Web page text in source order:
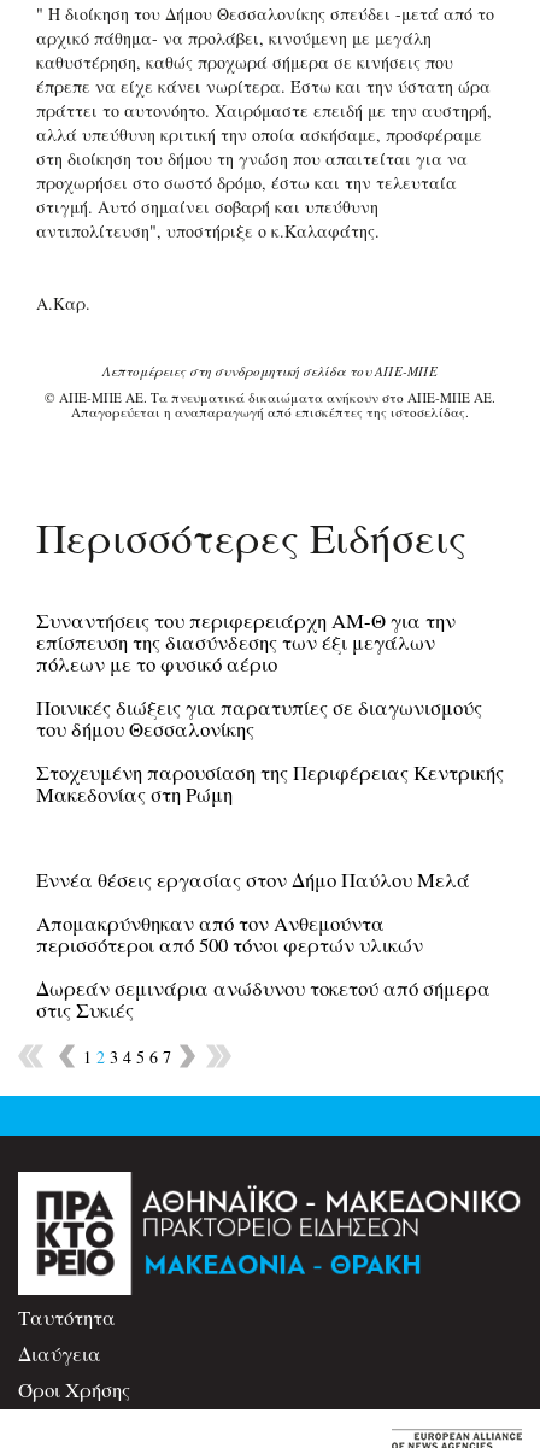
" Η διοίκηση του Δήμου Θεσσαλονίκης σπεύδει -μετά από το
αρχικό πάθημα- να προλάβει, κινούμενη με μεγάλη
καθυστέρηση, καθώς προχωρά σήμερα σε κινήσεις που
έπρεπε να είχε κάνει νωρίτερα. Έστω και την ύστατη ώρα
πράττει το αυτονόητο. Χαιρόμαστε επειδή με την αυστηρή,
αλλά υπεύθυνη κριτική την οποία ασκήσαμε, προσφέραμε
στη διοίκηση του δήμου τη γνώση που απαιτείται για να
προχωρήσει στο σωστό δρόμο, έστω και την τελευταία
στιγμή. Αυτό σημαίνει σοβαρή και υπεύθυνη
αντιπολίτευση", υποστήριξε ο κ.Καλαφάτης.
A.Καρ.
Λεπτομέρειες στη συνδρομητική σελίδα του ΑΠΕ-ΜΠΕ
© ΑΠΕ-ΜΠΕ ΑΕ. Τα πνευματικά δικαιώματα ανήκουν στο ΑΠΕ-ΜΠΕ ΑΕ.
Απαγορεύεται η αναπαραγωγή από επισκέπτες της ιστοσελίδας.
Περισσότερες Ειδήσεις
Συναντήσεις του περιφερειάρχη ΑΜ-Θ για την
επίσπευση της διασύνδεσης των έξι μεγάλων
πόλεων με το φυσικό αέριο
Ποινικές διώξεις για παρατυπίες σε διαγωνισμούς
του δήμου Θεσσαλονίκης
Στοχευμένη παρουσίαση της Περιφέρειας Κεντρικής
Μακεδονίας στη Ρώμη
Εννέα θέσεις εργασίας στον Δήμο Παύλου Μελά
Απομακρύνθηκαν από τον Ανθεμούντα
περισσότεροι από 500 τόνοι φερτών υλικών
Δωρεάν σεμινάρια ανώδυνου τοκετού από σήμερα
στις Συκιές
1 2 3 4 5 6 7
Ταυτότητα
Διαύγεια
Όροι Χρήσης